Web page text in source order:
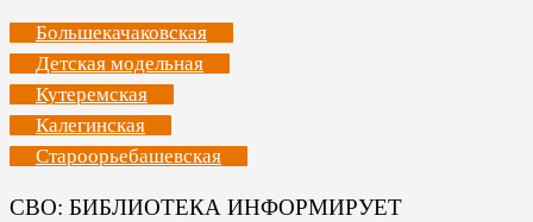
Большекачаковская
Детская модельная
Кутеремская
Калегинская
Староорьебашевская
СВО: БИБЛИОТЕКА ИНФОРМИРУЕТ